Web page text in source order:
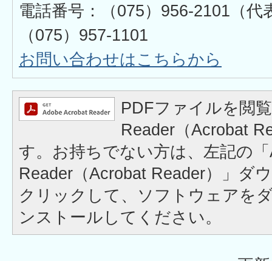
電話番号：（075）956-2101（
（075）957-1101
お問い合わせはこちらから
PDFファイルを閲
Reader（Acrobat
す。お持ちでない方は、左記の
Reader（Acrobat Reader）」ダ
クリックして、ソフトウェアを
ンストールしてください。